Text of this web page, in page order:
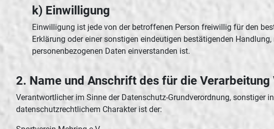
k) Einwilligung
Einwilligung ist jede von der betroffenen Person freiwillig für den
Erklärung oder einer sonstigen eindeutigen bestätigenden
personenbezogenen Daten einverstanden ist.
2. Name und Anschrift des für die
Verantwortlicher im Sinne der Datenschutz-Grundverordnung, sonstiger
datenschutzrechtlichem Charakter ist der: